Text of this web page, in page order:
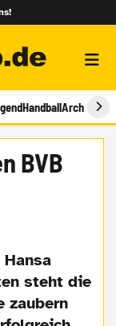
HandballArchiv
BVB
steht die
zaubern